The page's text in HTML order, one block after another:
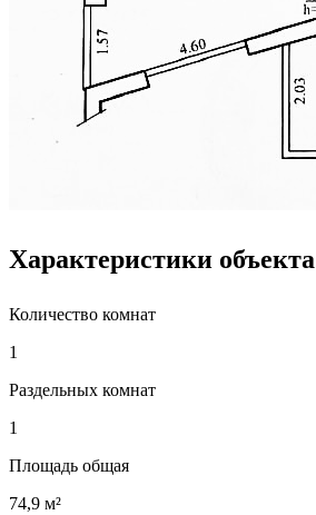
Характеристики объекта
Количество комнат
1
Раздельных комнат
1
Площадь общая
74,9 м²